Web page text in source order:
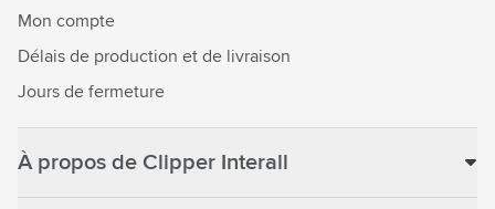
Mon compte
Délais de production et de livraison
Jours de fermeture
À propos de Clipper Interall